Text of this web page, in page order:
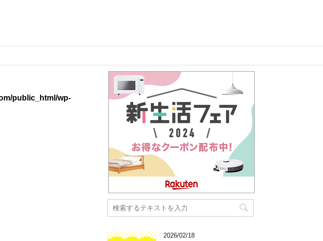
public_html/wp-
2026/02/18